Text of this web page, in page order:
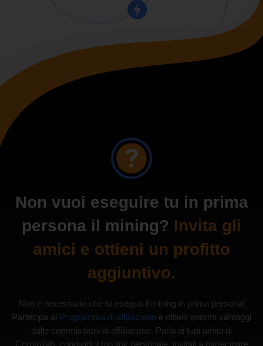
Non vuoi eseguire tu in prima
persona il mining? Invita gli
amici e ottieni un profitto
aggiuntivo.
Non è necessario che tu esegua il mining in prima persona!
Partecipa al Programma di affiliazione e ottieni enormi vantaggi
dalle commissioni di affiliazione. Parla ai tuoi amici di